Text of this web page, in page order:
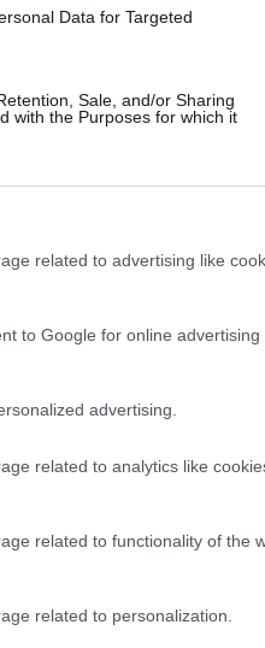
Data for Targeted
Sale, and/or Sharing
with the Purposes for which it
related to advertising like
to Google for online advertising
advertising.
related to analytics like
related to functionality of the
related to personalization.
övezte a cannes-i
Luke-ot a legjobb
premiert követően
Match Factory
az alkotást és
fesztiválon
bemutatott
a külföldi
nyelven forgatott
2013. október 1.
Az Oscar-jelöltek
Angelesben.